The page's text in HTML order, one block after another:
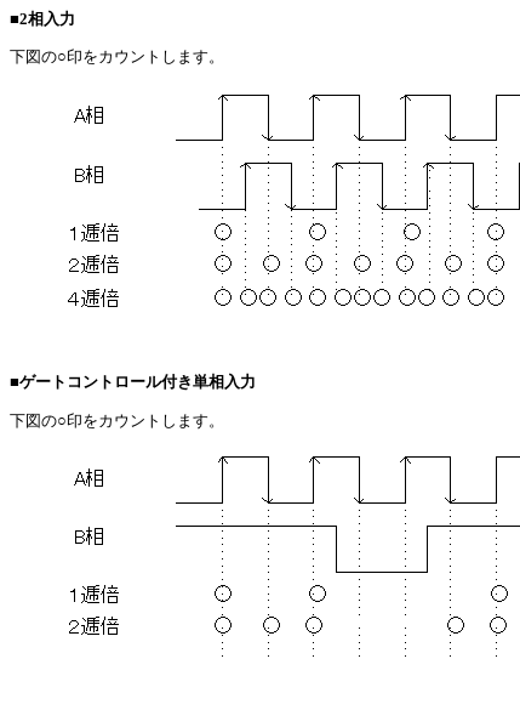
■2相入力
下図の○印をカウントします。
■ゲートコントロール付き単相入力
下図の○印をカウントします。